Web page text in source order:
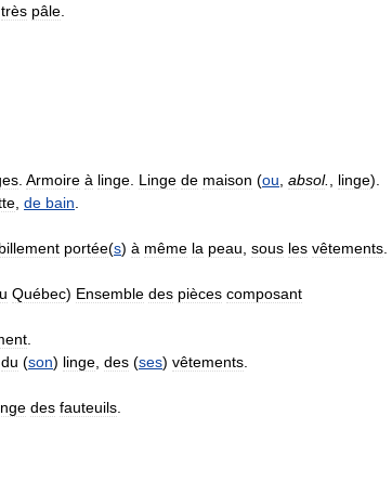
très pâle
Armoire à linge Linge de maison (ou absol. linge).
de bain
portée(s) à même la peau sous les vêtements
Québec) Ensemble des pièces composant
du (son) linge des (ses) vêtements
des fauteuils